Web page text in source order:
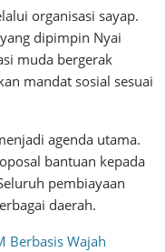
organisasi sayap.
dipimpin Nyai
muda bergerak
mandat sosial sesuai
agenda utama.
bantuan kepada
pembiayaan
daerah.
Berbasis Wajah